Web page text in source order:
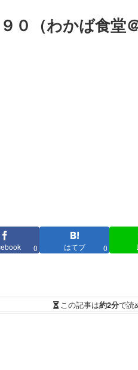
０（わかば食堂
0 はてブ 0
この記事は約2分で読